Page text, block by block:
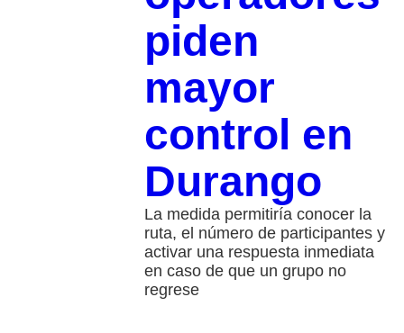
piden
mayor
control en
Durango
La medida permitiría conocer la
ruta, el número de participantes y
activar una respuesta inmediata
en caso de que un grupo no
regrese